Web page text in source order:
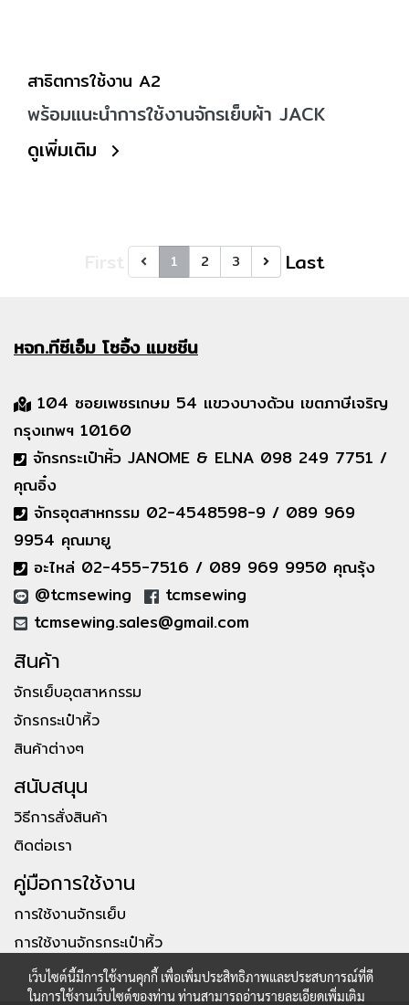
สาธิตการใช้งาน A2
พร้อมแนะนำการใช้งานจักรเย็บผ้า JACK
ดูเพิ่มเติม
1 2 3 Last
หจก.ทีซีเอ็มโซอิ้ง แมชชีน
104 ซอยเพชรเกษม 54 แขวงบางด้วน เขตภาษีเจริญ
กรุงเทพฯ 10160
จักรกระเป๋าหิ้ว JANOME & ELNA 098 249 7751 /
คุณอิ๋ง
จักรอุตสาหกรรม 02-4548598-9 / 089 969
9954 คุณมายู
อะไหล่ 02-455-7516 / 089 969 9950 คุณรุ้ง
@tcmsewing
tcmsewing
tcmsewing.sales@gmail.com
สินค้า
จักรเย็บอุตสาหกรรม
จักรกระเป๋าหิ้ว
สินค้าต่างๆ
สนับสนุน
วิธีการสั่งสินค้า
ติดต่อเรา
คู่มือการใช้งาน
การใช้งานจักรเย็บ
การใช้งานจักรกระเป๋าหิ้ว
เว็บไซต์นี้มีการใช้งานคุกกี้ เพื่อเพิ่มประสิทธิภาพและประสบการณ์ที่ดี
ในการใช้งานเว็บไซต์ของท่าน ท่านสามารถอ่านรายละเอียดเพิ่มเติม